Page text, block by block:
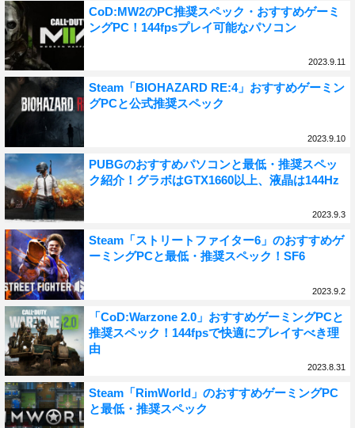
CoD:MW2のPC推奨スペック・おすすめゲーミ
ングPC！144fpsプレイ可能なパソコン
2023.9.11
Steam「BIOHAZARD RE:4」おすすめゲーミン
グPCと公式推奨スペック
2023.9.10
PUBGのおすすめパソコンと最低・推奨スペッ
ク紹介！グラボはGTX1660以上、液晶は144Hz
2023.9.3
Steam「ストリートファイター6」のおすすめゲ
ーミングPCと最低・推奨スペック！SF6
2023.9.2
「CoD:Warzone 2.0」おすすめゲーミングPCと
推奨スペック！144fpsで快適にプレイすべき理
由
2023.8.31
Steam「RimWorld」のおすすめゲーミングPC
と最低・推奨スペック